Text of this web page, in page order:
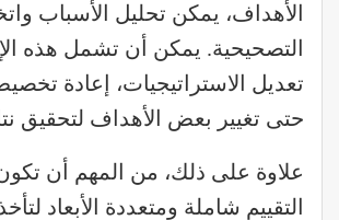
الأهداف، يمكن تحليل الأسباب
التصحيحية. يمكن أن تشمل هذه
تعديل الاستراتيجيات، إعادة
حتى تغيير بعض الأهداف لتحقيق
علاوة على ذلك، من المهم أن
التقييم شاملة ومتعددة الأبعاد